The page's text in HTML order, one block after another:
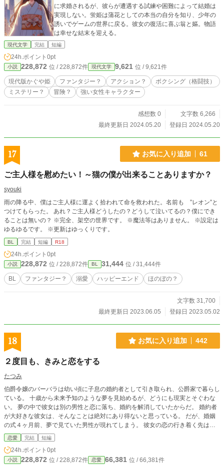
に求婚されるが、彼らが遭遇する試練や困難によって結婚は
実現しない。蛍姫は蒲花としての本当の自分を知り、少年の
誘いでゲームの世界に戻る。彼女の復活に喜ぶ翁と嫗。物語
は幸せな結末を迎える。
現代文学 完結 短編
24h.ポイント 0pt
小説 228,872 位 / 228,872件 現代文学 9,621 位 / 9,621件
現代版かぐや姫 ファンタジー？ アクション？
ボクシング（格闘技）
ミステリー？
冒険？ 強い女性キャラクター
感想数 0
文字数 6,266
最終更新日 2024.05.20
登録日 2024.05.20
17 お気に入り追加 61
ご主人様を慰めたい！～猫の僕が出来ることありますか？
syouki
雨の降る中、僕はご主人様に運よく拾われて命を救われた。名前も ”レオン”と
つけてもらった。 あれ？ご主人様どうしたの？どうして泣いてるの？僕にでき
ることは無いの？ ※完全、架空の世界です。 ※魔法等はありません。 ※設定は
ゆるゆるです。 ※更新はゆっくりです。
BL 完結 短編 R18
24h.ポイント 0pt
小説 228,872 位 / 228,872件 BL 31,444 位 / 31,444件
BL ファンタジー？ 溺愛 ハッピーエンド ほのぼの？
文字数 31,700
最終更新日 2023.06.05
登録日 2023.05.02
18 お気に入り追加 442
２度目も、きみと恋をする
たつみ
伯爵令嬢のバーバラは幼い頃に子息の婚約者として引き取られ、公爵家で暮らし
ている。 十歳から未来予知のような夢を見始めるが、どうにも現実とそぐわな
い。 夢の中で彼女は別の男性と恋に落ち、婚約を解消していたからだ。 婚約者
が大好きな彼女は、そんなことは絶対にあり得ないと思っている。 だが、婚姻
の式４ヶ月前、夢で見ていた男性が現れてしまう。 彼女の恋の行き着く先は、
婚約者かそれとも。 ◇◇◇◇◇ 設定はあくまでも「貴族風」なので、現実
の貴族社会などとは異なります。 本物の貴族社会ではこんなこと通用しない、
ということも多々あります。 それを踏まえて、お読み頂ければと思います、な
にとぞ。
恋愛 完結 短編
24h.ポイント 0pt
小説 228,872 位 / 228,872件 恋愛 66,381 位 / 66,381件